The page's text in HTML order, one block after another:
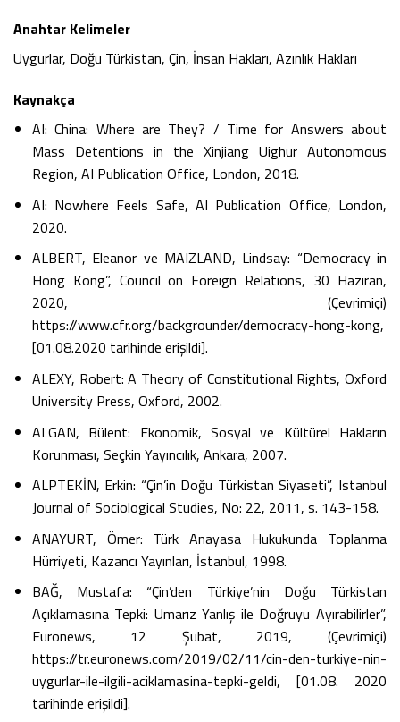
Anahtar Kelimeler
Uygurlar, Doğu Türkistan, Çin, İnsan Hakları, Azınlık Hakları
Kaynakça
AI: China: Where are They? / Time for Answers about
Mass Detentions in the Xinjiang Uighur Autonomous
Region, AI Publication Office, London, 2018.
AI: Nowhere Feels Safe, AI Publication Office, London,
2020.
ALBERT, Eleanor ve MAIZLAND, Lindsay: “Democracy in
Hong Kong”, Council on Foreign Relations, 30 Haziran,
2020, (Çevrimiçi)
https://www.cfr.org/backgrounder/democracy-hong-kong,
[01.08.2020 tarihinde erişildi].
ALEXY, Robert: A Theory of Constitutional Rights, Oxford
University Press, Oxford, 2002.
ALGAN, Bülent: Ekonomik, Sosyal ve Kültürel Hakların
Korunması, Seçkin Yayıncılık, Ankara, 2007.
ALPTEKİN, Erkin: “Çin’in Doğu Türkistan Siyaseti”, Istanbul
Journal of Sociological Studies, No: 22, 2011, s. 143-158.
ANAYURT, Ömer: Türk Anayasa Hukukunda Toplanma
Hürriyeti, Kazancı Yayınları, İstanbul, 1998.
BAĞ, Mustafa: “Çin’den Türkiye’nin Doğu Türkistan
Açıklamasına Tepki: Umarız Yanlış ile Doğruyu Ayırabilirler”,
Euronews, 12 Şubat, 2019, (Çevrimiçi)
https://tr.euronews.com/2019/02/11/cin-den-turkiye-nin-
uygurlar-ile-ilgili-aciklamasina-tepki-geldi, [01.08. 2020
tarihinde erişildi].